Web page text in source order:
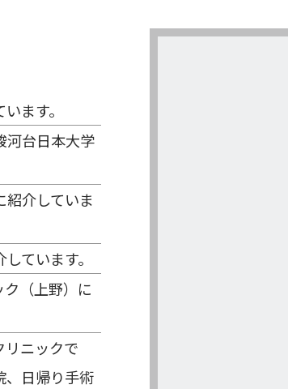
ます。
河台日本大学
介していま
ています。
（上野）に
リニックで
、日帰り手術